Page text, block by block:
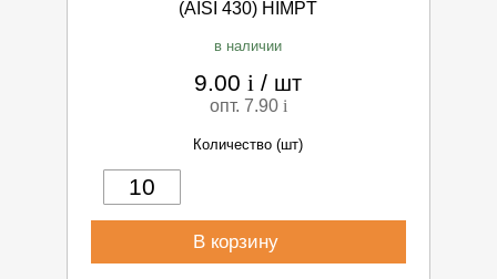
(AISI 430) HIMPT
в наличии
9.00i / шт
опт. 7.90 i
Количество (шт)
В корзину